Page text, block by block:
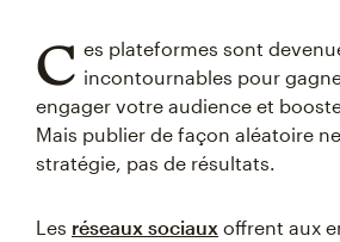
C es plateformes sont
incontournables pour
engager votre audience et
Mais publier de façon aléatoire
stratégie, pas de résultats.
Les réseaux sociaux offrent aux